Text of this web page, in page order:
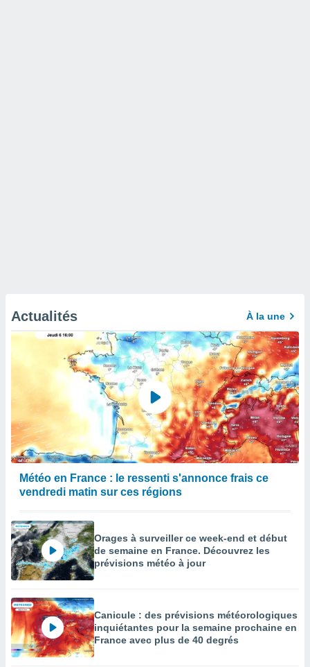
Actualités À la une
Météo en France : le ressenti s'annonce frais ce
vendredi matin sur ces régions
Orages à surveiller ce week-end et début
de semaine en France. Découvrez les
prévisions météo à jour
Canicule : des prévisions météorologiques
inquiétantes pour la semaine prochaine en
France avec plus de 40 degrés